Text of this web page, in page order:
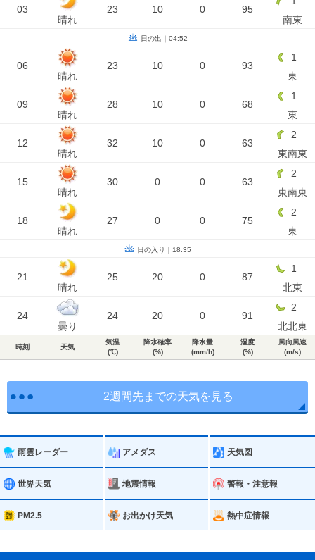
03
晴れ
23 10 0 95
南東
日の出｜04:52
06
晴れ
23 10 0 93
1
東
09
晴れ
28 10 0 68
1
東
12
晴れ
32 10 0 63
2
東南東
15
晴れ
30 0 0 63
2
東南東
18
晴れ
27 0 0 75
2
東
日の入り｜18:35
21
晴れ
25 20 0 87
1
北東
24
曇り
24 20 0 91
2
北北東
時刻 天気
気温
(℃)
降水確率
(%)
降水量
(mm/h)
湿度
(%)
風向風速
(m/s)
2週間先までの天気を見る
雨雲レーダー アメダス 天気図
世界天気 地震情報 警報・注意報
PM2.5 お出かけ天気 熱中症情報